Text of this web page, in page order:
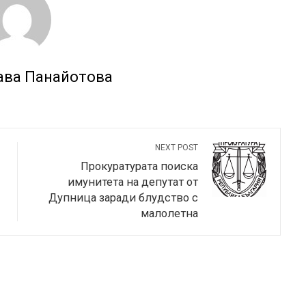
Панайотова
NEXT POST
Прокуратурата поиска
имунитета на депутат от
Дупница заради блудство с
малолетна